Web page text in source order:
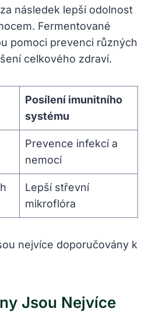
následek lepší odolnost
Fermentované
pomoci prevenci různých
celkového zdraví.
Posílení imunitního
systému
Prevence infekcí a
nemocí
Lepší střevní
mikroflóra
Jsou Nejvíce